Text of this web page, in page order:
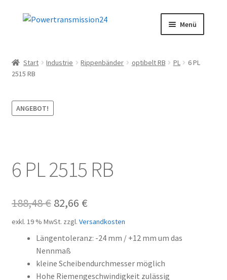
Zur
Zum
Menü
AGB
Blog
Kontakt
Kundeninformationen
Mein Konto
Start Industrie Rippenbänder optibelt RB PL
6 PL
2515 RB
ANGEBOT!
6 PL 2515 RB
188,48€ Ursprünglicher
Preis
war:
188,48 €
82,66 €Aktueller
Preis
ist:
82,66 €.
exkl. 19 % MwSt. zzgl. Versandkosten
Längentoleranz: -24 mm / +12 mm um das
Nennmaß
kleine Scheibendurchmesser möglich
Hohe Riemengeschwindigkeit zulässig